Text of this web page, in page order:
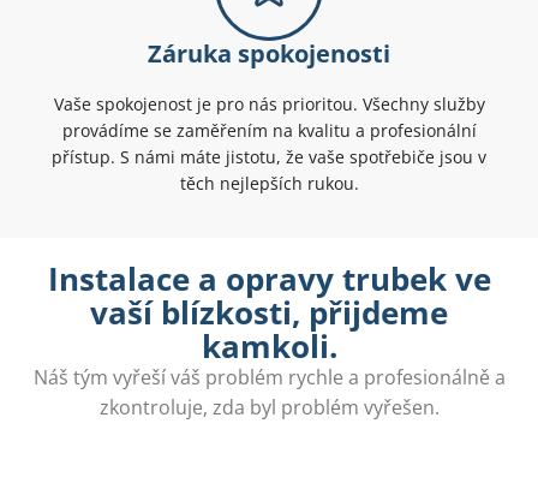
Záruka spokojenosti
Vaše spokojenost je pro nás prioritou. Všechny služby
provádíme se zaměřením na kvalitu a profesionální
přístup. S námi máte jistotu, že vaše spotřebiče jsou v
těch nejlepších rukou.
Instalace a opravy trubek ve
vaší blízkosti, přijdeme
kamkoli.
Náš tým vyřeší váš problém rychle a profesionálně a
zkontroluje, zda byl problém vyřešen.